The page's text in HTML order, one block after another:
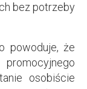
bez potrzeby
powoduje, że
osobiście